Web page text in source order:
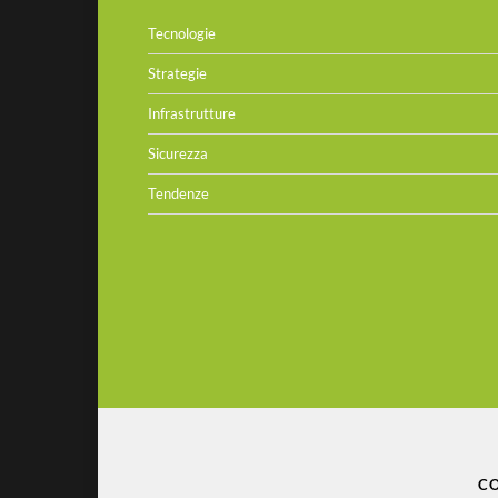
Tecnologie
Strategie
Infrastrutture
Sicurezza
Tendenze